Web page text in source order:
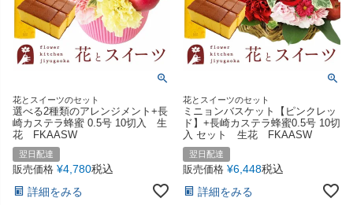
花とスイーツのセット
選べる2種類のアレンジメント+長
崎カステラ蜂蜜 0.5号 10切入 生
花 FKAASW
翌日配達
販売価格 ¥4,780税込
詳細をみる
花とスイーツのセット
ミニョンバスケット【ピンクレッ
ド】+長崎カステラ蜂蜜0.5号 10切
入 セット 生花 FKAASW
翌日配達
販売価格 ¥6,448税込
詳細をみる